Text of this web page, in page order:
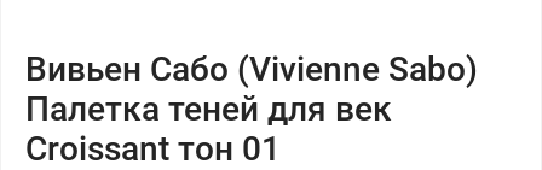
Вивьен Сабо (Vivienne Sabo)
Палетка теней для век
Croissant тон 01